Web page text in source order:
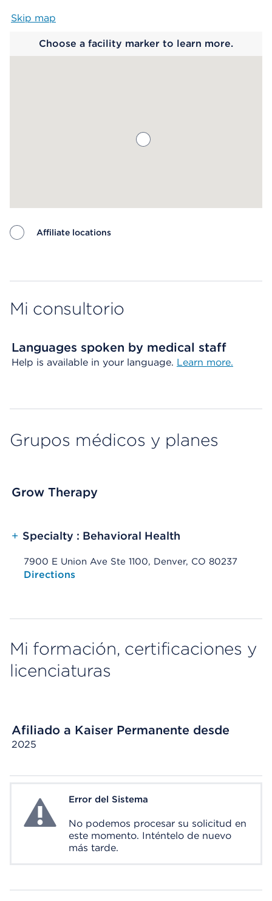
Skip map
Choose a facility marker to learn more.
Affiliate locations
Mi consultorio
Languages spoken by medical staff
Help is available in your language. Learn more.
Grupos médicos y planes
Grow Therapy
+ Specialty : Behavioral Health
7900 E Union Ave Ste 1100, Denver, CO 80237
Opens native map application on mobile devices
Directions
Mi formación, certificaciones y
licenciaturas
Afiliado a Kaiser Permanente desde
2025
System ErrorError del Sistema
No podemos procesar su solicitud en
este momento. Inténtelo de nuevo
más tarde.